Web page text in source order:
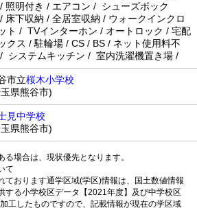
照明付き / エアコン / シューズボック
床下収納 / 全居室収納 / ウォークインクロ
ト / TVインターホン / オートロック / 宅配
クス / 駐輪場 / CS / BS / ネット使用料不
システムキッチン / 室内洗濯機置き場 /
市立桜木小学校
県熊谷市)
見中学校
県熊谷市)
場合は、現状優先となります。
て
ております通学区域(学区)情報は、国土数値情報
する小学校区データ【2021年度】及び中学校区
工したものですので、記載情報が現在の学区域